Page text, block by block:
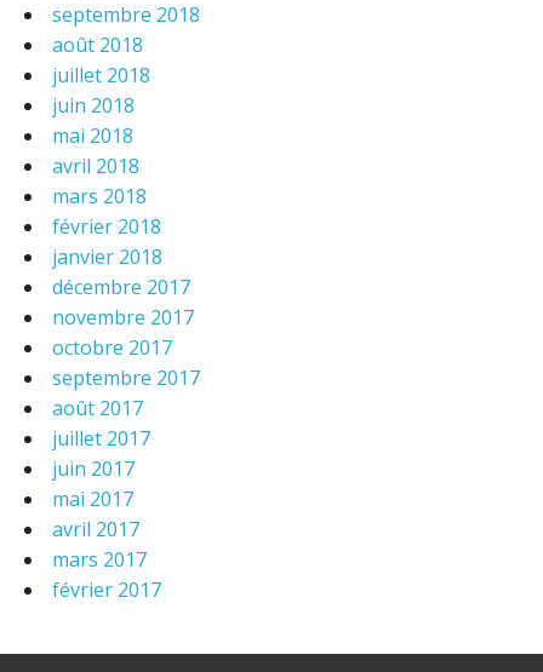
septembre 2018
août 2018
juillet 2018
juin 2018
mai 2018
avril 2018
mars 2018
février 2018
janvier 2018
décembre 2017
novembre 2017
octobre 2017
septembre 2017
août 2017
juillet 2017
juin 2017
mai 2017
avril 2017
mars 2017
février 2017